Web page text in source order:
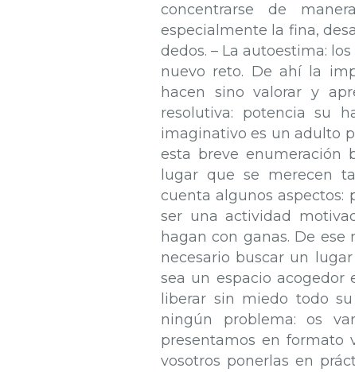
concentrarse de
especialmente la fina,
dedos. – La autoestima:
nuevo reto. De ahí la
hacen sino valorar y
resolutiva: potencia su
imaginativo es un adulto
esta breve enumeración
lugar que se merecen
cuenta algunos aspectos:
ser una actividad
hagan con ganas. De ese
necesario buscar un
sea un espacio
liberar sin miedo todo
ningún problema: os
presentamos en formato
vosotros ponerlas en